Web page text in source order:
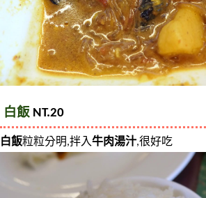
白飯 NT.20
白飯粒粒分明,拌入牛肉湯汁,很好吃